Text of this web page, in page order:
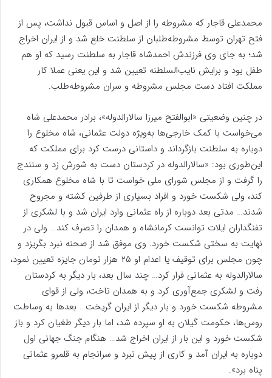
محمدعلی قاجار که مشروطه را از اصل و اساس قبول نداشت، پس از
فتح تهران توسط مشروطه‌طلبان از سلطنت خلع شد و از ایران اخراج
شد؛ به جای وی فرزندش احمدشاه قاجار به سلطنت رسید که او هم
طفل بود و برایش نایب‌السلطنه تعیین شد و این یعنی عملا کار
مملکت افتاد دست مجلس مشروطه و سران مشروطه‌طلب.
در چنین وضعیتی «ابوالفتح‌ میرزا سالارالدوله»، برادر محمدعلی شاه
می‌خواست با کمک خارجی‌ها به‌ویژه دولت عثمانی، شاه مخلوع را
دوباره به سلطنت بازگرداند و داستانی درست کرد برای مملکت که
این‌طوری بود: «سالارالدوله در کردستان دست به شورش زد و سنندج
را گرفت و از مجلس شورای ملی خواست تا با شاه مخلوع همکاری
کند، ولی شکست خورد و افراد بسیاری از طرفین کشته و مجروح
شدند… مدتی بعد دوباره از راه عثمانی وارد ایران شد و با لشکری از
تفنگداران ایلات توانست کرمانشاه و همدان را تصرف کند… ولی در
نهایت به سختی شکست خورد. وی موفق شد از صحنه نبرد بگریزد و
چون مجلس برای توقیف یا اعدام او ۲۵ هزار تومان جایزه تعیین نمود،
سالارالدوله به عثمانی فرار کرد… چند سال بعد، بار دیگر به کردستان
رفت و لشکری جمع‌آوری کرد و به همدان تاخت، ولی از قوای
مشروطه شکست خورد و بار دیگر از ایران گریخت… بعدها به وساطت
روس‌ها، حکومت گیلان به او سپرده شد، اما بار دیگر طغیان کرد و باز
شکست خورد و این بار از ایران اخراج شد… هنگام جنگ جهانی اول
دوباره به ایران آمد و کاری از پیش نبرد و سرانجام به قلمرو عثمانی
پناه برد».